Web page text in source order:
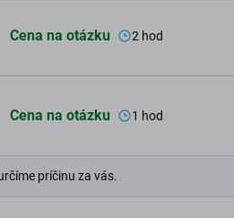
Cena na otázku 2 hod
Cena na otázku 1 hod
príčinu za vás.